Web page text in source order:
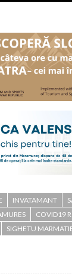
INVATAMANT
COVID19
SIGHETU